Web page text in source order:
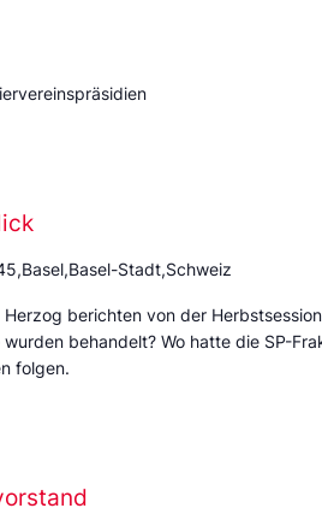
Stadt,Schweiz
Herzog berichten von der
behandelt? Wo hatte die SP-
folgen.